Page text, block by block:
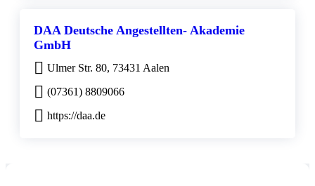
DAA Deutsche Angestellten- Akademie
GmbH
Ulmer Str. 80, 73431 Aalen
(07361) 8809066
https://daa.de